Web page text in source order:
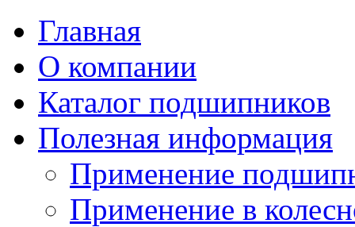
Главная
О компании
Каталог подшипников
Полезная информация
Применение
Применение в